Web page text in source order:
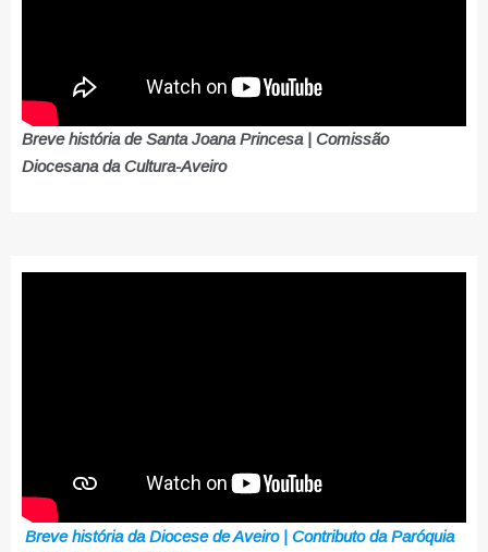
Breve história de Santa Joana Princesa | Comissão
Diocesana da Cultura-Aveiro
Breve história da Diocese de Aveiro | Contributo da Paróquia